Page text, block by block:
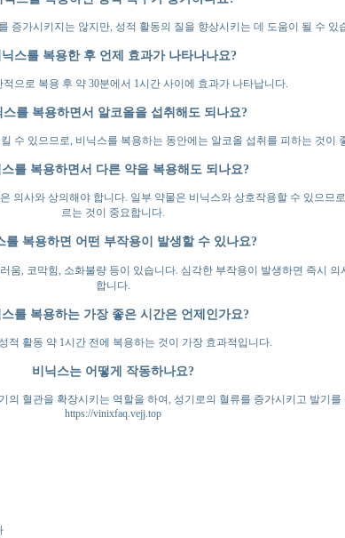
증가시키지는 않지만, 성적 활동의 질을 향상시키는 데 도움이 될 수 있
닉스를 복용한 후 언제 효과가 나타나나요?
적으로 복용 후 약 30분에서 1시간 사이에 효과가 나타납니다.
스를 복용하면서 알코올을 섭취해도 되나요?
수 있으므로, 비닉스를 복용하는 동안에는 알코올 섭취를 피하는 것이
를 복용하면서 다른 약을 복용해도 되나요?
의사와 상의해야 합니다. 일부 약물은 비닉스와 상호작용할 수 있으므
르는 것이 중요합니다.
를 복용하면 어떤 부작용이 발생할 수 있나요?
움, 코막힘, 소화불량 등이 있습니다. 심각한 부작용이 발생하면 즉시 의
합니다.
를 복용하는 가장 좋은 시간은 언제인가요?
적 활동 약 1시간 전에 복용하는 것이 가장 효과적입니다.
비닉스는 어떻게 작동하나요?
의 혈관을 확장시키는 역할을 하여, 성기로의 혈류를 증가시키고 발기를
https://vinixfaq.vejj.top